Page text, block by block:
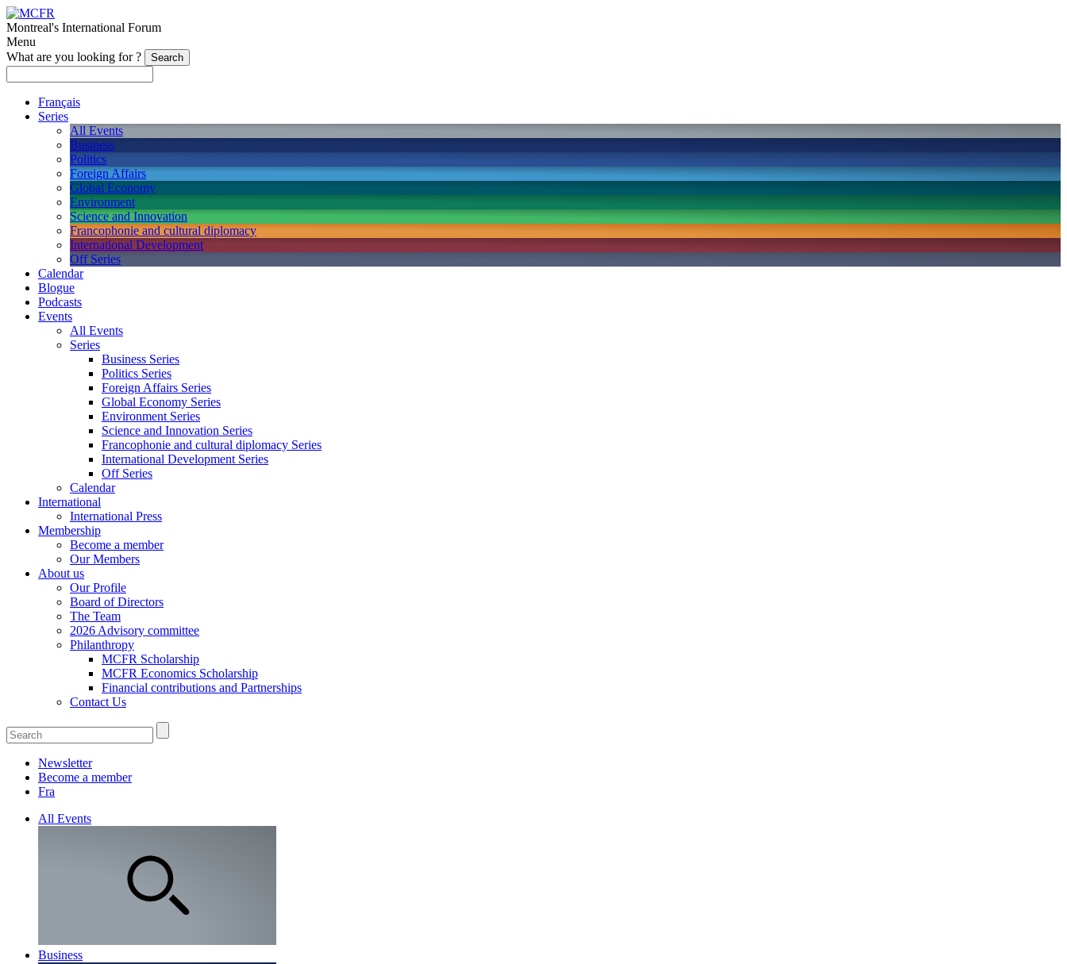
Montreal's International Forum
Menu
What are you looking for ?
Français
Series
All Events
Business
Politics
Foreign Affairs
Global Economy
Environment
Science and Innovation
Francophonie and cultural diplomacy
International Development
Off Series
Calendar
Blogue
Podcasts
Events
All Events
Series
Business Series
Politics Series
Foreign Affairs Series
Global Economy Series
Environment Series
Science and Innovation Series
Francophonie and cultural diplomacy Series
International Development Series
Off Series
Calendar
International
International Press
Membership
Become a member
Our Members
About us
Our Profile
Board of Directors
The Team
2026 Advisory committee
Philanthropy
MCFR Scholarship
MCFR Economics Scholarship
Financial contributions and Partnerships
Contact Us
Newsletter
Become a member
Fra
All Events
Business